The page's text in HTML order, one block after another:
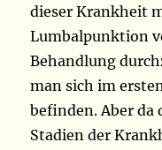
dieser Krankheit
Lumbalpunktion
Behandlung
man sich im
befinden. Aber da
Stadien der